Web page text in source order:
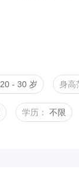
20 - 30 岁 身高
学历： 不限